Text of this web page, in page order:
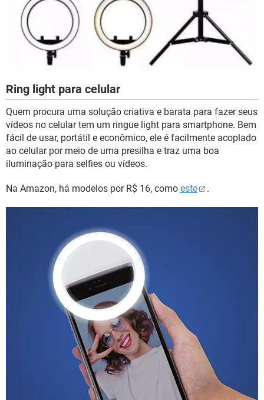
Ring light para celular
Quem procura uma solução criativa e barata para fazer seus
vídeos no celular tem um ringue light para smartphone. Bem
fácil de usar, portátil e econômico, ele é facilmente acoplado
ao celular por meio de uma presilha e traz uma boa
iluminação para selfies ou vídeos.
Na Amazon, há modelos por R$ 16, como este .